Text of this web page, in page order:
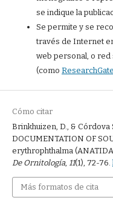
se indique la
Se permite y se
través de Internet
web personal, o red
(como ResearchGate
Cómo citar
Brinkhuizen, D., & Córdova
DOCUMENTATION OF
erythrophthalma
De Ornitología, 11(1), 72-76.
Más formatos de cita